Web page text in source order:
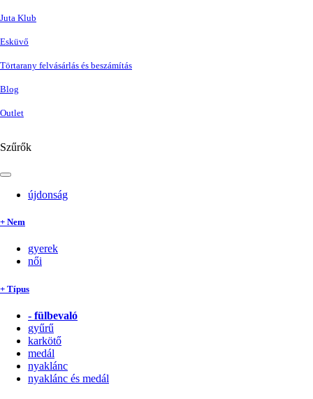
Juta Klub
Esküvő
Törtarany felvásárlás és beszámítás
Blog
Outlet
Szűrők
újdonság
+ Nem
gyerek
női
+ Típus
- fülbevaló
gyűrű
karkötő
medál
nyaklánc
nyaklánc és medál